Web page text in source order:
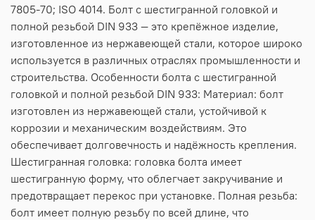
7805-70; ISO 4014. Болт с шестигранной головкой и
полной резьбой DIN 933 — это крепёжное изделие,
изготовленное из нержавеющей стали, которое широко
используется в различных отраслях промышленности и
строительства. Особенности болта с шестигранной
головкой и полной резьбой DIN 933: Материал: болт
изготовлен из нержавеющей стали, устойчивой к
коррозии и механическим воздействиям. Это
обеспечивает долговечность и надёжность крепления.
Шестигранная головка: головка болта имеет
шестигранную форму, что облегчает закручивание и
предотвращает перекос при установке. Полная резьба:
болт имеет полную резьбу по всей длине, что